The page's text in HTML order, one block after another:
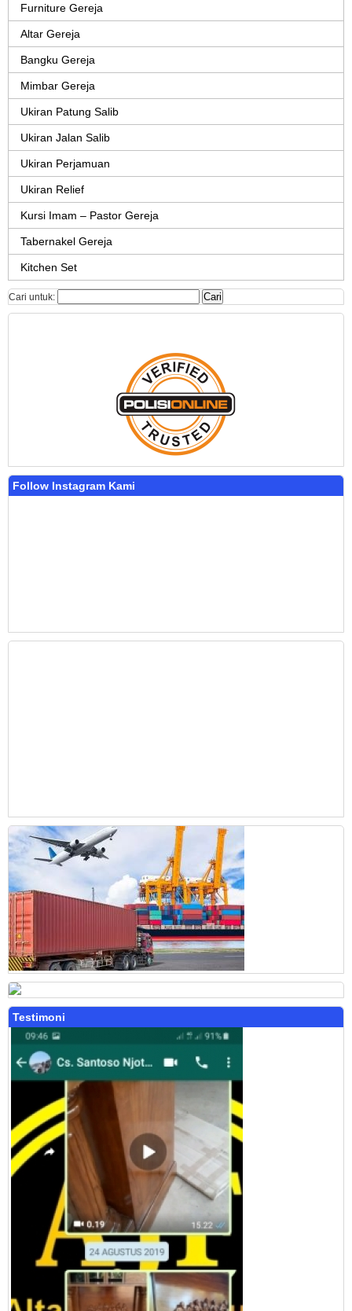
Furniture Gereja
Altar Gereja
Bangku Gereja
Mimbar Gereja
Ukiran Patung Salib
Ukiran Jalan Salib
Ukiran Perjamuan
Ukiran Relief
Kursi Imam – Pastor Gereja
Tabernakel Gereja
Kitchen Set
Cari untuk:
Follow Instagram Kami
Testimoni